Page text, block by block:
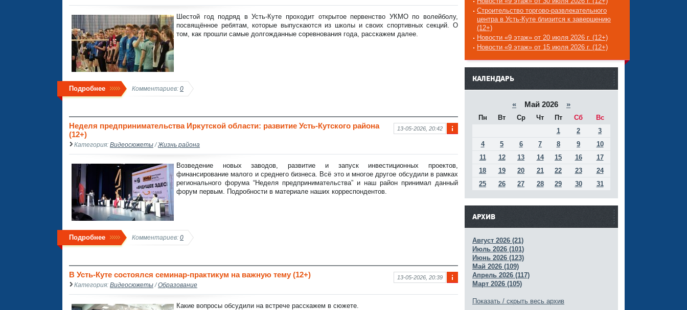
фо
аци
я к
Шестой год подряд в Усть-Куте проходит открытое первенство УКМО по волейболу,
посвящённое ребятам, которые выпускаются из школы и своих спортивных секций. О
том, как прошли самые долгожданные соревнования года, расскажем далее.
Подробнее Комментариев: 0
рм
я к
нов
ост
13-05-2026, 20:42
Неделя предпринимательства Иркутской области: развитие Усть-Кутского района
(12+)
Категория: Видеосюжеты /Жизнь района
Возведение новых заводов, развитие и запуск инвестиционных проектов,
финансирование малого и среднего бизнеса. Всё это и многое другое обсудили в рамках
регионального форума “Неделя предпринимательства” и наш район принимал данный
форум первым. Подробности в материале наших корреспондентов.
Подробнее Комментариев: 0
фо
13-05-2026, 20:39
В Усть-Куте состоялся семинар-практикум на важную тему (12+)
Категория: Видеосюжеты /Образование
Какие вопросы обсудили на встрече расскажем в сюжете.
Строительство торгово-развлекательного
центра в Усть-Куте близится к завершению
(12+)
Новости «9 этаж» от 20 июля 2026 г. (12+)
Новости «9 этаж» от 15 июля 2026 г. (12+)
------
КАЛЕНДАРЬ
« Май 2026 »
Пн Вт Ср Чт Пт Сб
Вс
1
2
3
4
5 6 7 8 9
10
11
12 13 14 15 16
17
18
19 20 21 22 23
24
25
26 27 28 29 30 31
АРХИВ
Август 2026 (21)
Июль 2026 (101)
Июнь 2026 (123)
Май 2026 (109)
Апрель 2026 (117)
Март 2026 (105)
Показать / скрыть весь архив